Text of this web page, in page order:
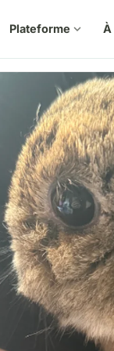
Plateforme expand_more À